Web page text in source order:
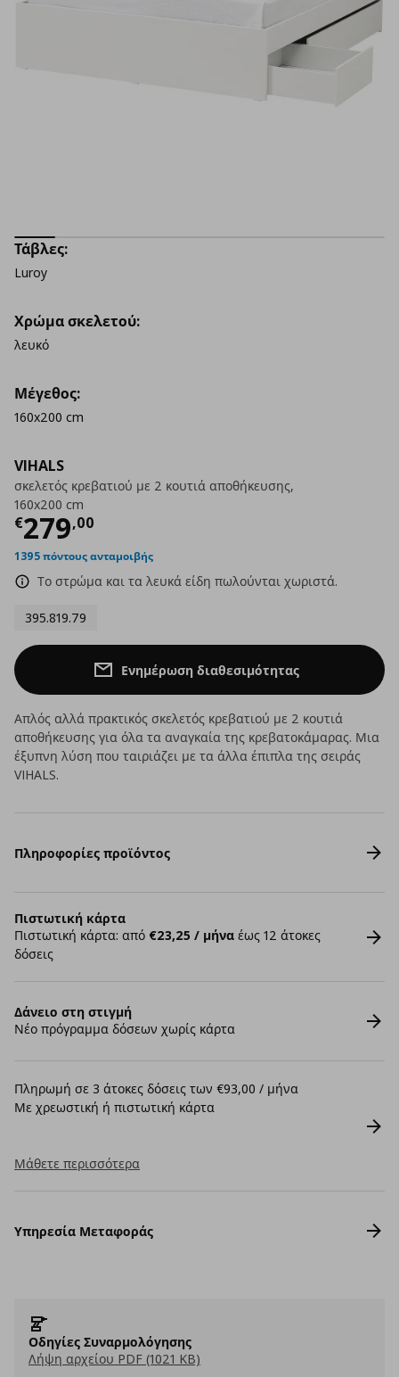
VIHALS
σκελετός κρεβατιού με 2 κουτιά αποθήκευσης,
160x200 cm
€279,00
Τρέχουσα τιμή
1395 πόντους ανταμοιβής
Το στρώμα και τα λευκά είδη πωλούνται χωριστά.
395.819.79
Τάβλες:
Luroy
Χρώμα σκελετού:
λευκό
Μέγεθος:
160x200 cm
Ενημέρωση διαθεσιμότητας
Απλός αλλά πρακτικός σκελετός κρεβατιού με 2 κουτιά
αποθήκευσης για όλα τα αναγκαία της κρεβατοκάμαρας. Μια
έξυπνη λύση που ταιριάζει με τα άλλα έπιπλα της σειράς
VIHALS.
Πληροφορίες προϊόντος
Πιστωτική κάρτα
Πιστωτική κάρτα: από €23,25 / μήνα έως 12 άτοκες
δόσεις
Δάνειο στη στιγμή
Νέο πρόγραμμα δόσεων χωρίς κάρτα
Πληρωμή σε 3 άτοκες δόσεις των €93,00 / μήνα
Με χρεωστική ή πιστωτική κάρτα
Μάθετε περισσότερα
Υπηρεσία Μεταφοράς
Οδηγίες Συναρμολόγησης
Λήψη αρχείου PDF (1021 KB)